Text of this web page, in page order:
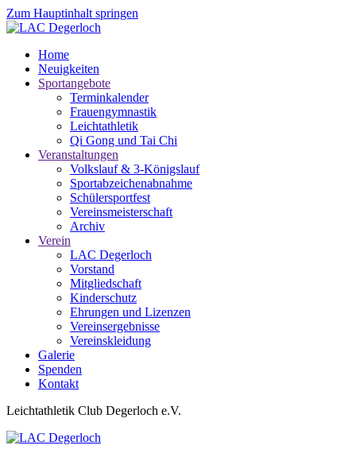
Zum Hauptinhalt springen
Home
Neuigkeiten
Sportangebote
Terminkalender
Frauengymnastik
Leichtathletik
Qi Gong und Tai Chi
Veranstaltungen
Volkslauf & 3-Königslauf
Sportabzeichenabnahme
Schülersportfest
Vereinsmeisterschaft
Archiv
Verein
LAC Degerloch
Vorstand
Mitgliedschaft
Kinderschutz
Ehrungen und Lizenzen
Vereinsergebnisse
Vereinskleidung
Galerie
Spenden
Kontakt
Leichtathletik Club Degerloch e.V.